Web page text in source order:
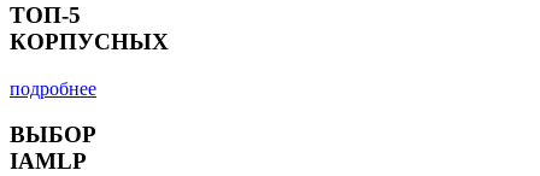
ТОП-5
КОРПУСНЫХ
подробнее
ВЫБОР
IAMLP